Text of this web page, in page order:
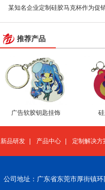
某知名企业定制硅胶马克杯作为促
推荐产品
广告软胶钥匙挂饰
新品研发 产品中心 定制解决方
公司地址：广东省东莞市厚街镇